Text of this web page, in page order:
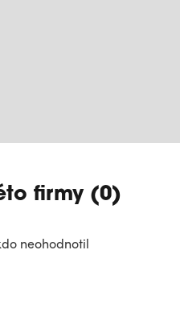
firmy (0)
neohodnotil